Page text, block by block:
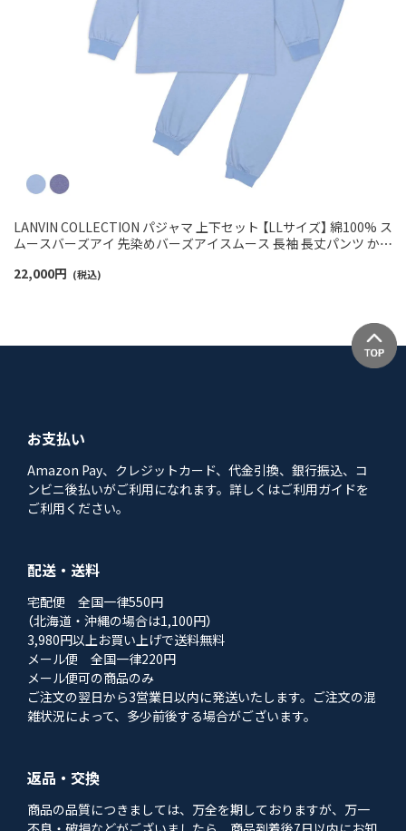
LANVIN COLLECTION パジャマ 上下セット 【LLサイズ】 綿100% ス
ムースバーズアイ 先染めバーズアイスムース 長袖 長丈パンツ かぶ
22,000円 (税込)
お支払い
Amazon Pay、クレジットカード、代金引換、銀行振込、コ
ンビニ後払いがご利用になれます。詳しくはご利用ガイドを
ご利用ください。
配送・送料
宅配便 全国一律550円
（北海道・沖縄の場合は1,100円）
3,980円以上お買い上げで送料無料
メール便 全国一律220円
メール便可の商品のみ
ご注文の翌日から3営業日以内に発送いたします。ご注文の混
雑状況によって、多少前後する場合がございます。
返品・交換
商品の品質につきましては、万全を期しておりますが、万一